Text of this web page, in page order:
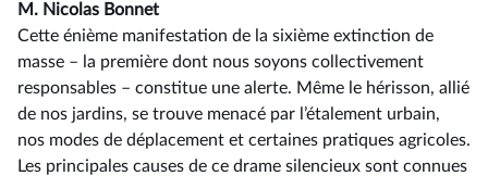
M. Nicolas Bonnet
Cette énième manifestation de la sixième extinction de
masse –⁠ la première dont nous soyons collectivement
responsables – constitue une alerte. Même le hérisson, allié
de nos jardins, se trouve menacé par l’étalement urbain,
nos modes de déplacement et certaines pratiques agricoles.
Les principales causes de ce drame silencieux sont connues